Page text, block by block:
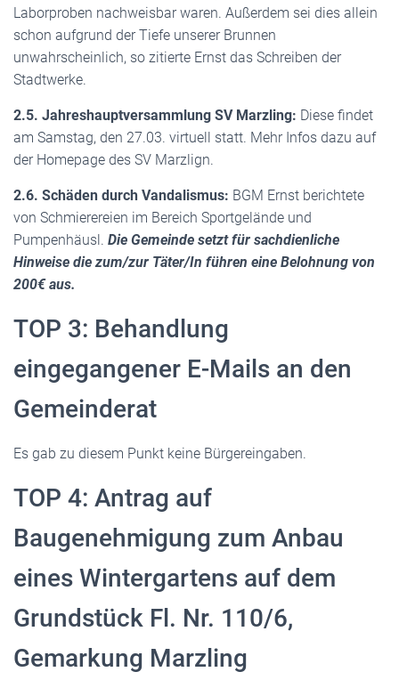
Laborproben nachweisbar waren. Außerdem sei dies allein
schon aufgrund der Tiefe unserer Brunnen
unwahrscheinlich, so zitierte Ernst das Schreiben der
Stadtwerke.
2.5. Jahreshauptversammlung SV Marzling: Diese findet
am Samstag, den 27.03. virtuell statt. Mehr Infos dazu auf
der Homepage des SV Marzlign.
2.6. Schäden durch Vandalismus: BGM Ernst berichtete
von Schmierereien im Bereich Sportgelände und
Pumpenhäusl. Die Gemeinde setzt für sachdienliche
Hinweise die zum/zur Täter/In führen eine Belohnung von
200€ aus.
TOP 3: Behandlung
eingegangener E-Mails an den
Gemeinderat
Es gab zu diesem Punkt keine Bürgereingaben.
TOP 4: Antrag auf
Baugenehmigung zum Anbau
eines Wintergartens auf dem
Grundstück Fl. Nr. 110/6,
Gemarkung Marzling